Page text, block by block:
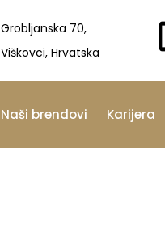
Grobljanska 70,
Viškovci, Hrvatska
Naši brendovi Karijera